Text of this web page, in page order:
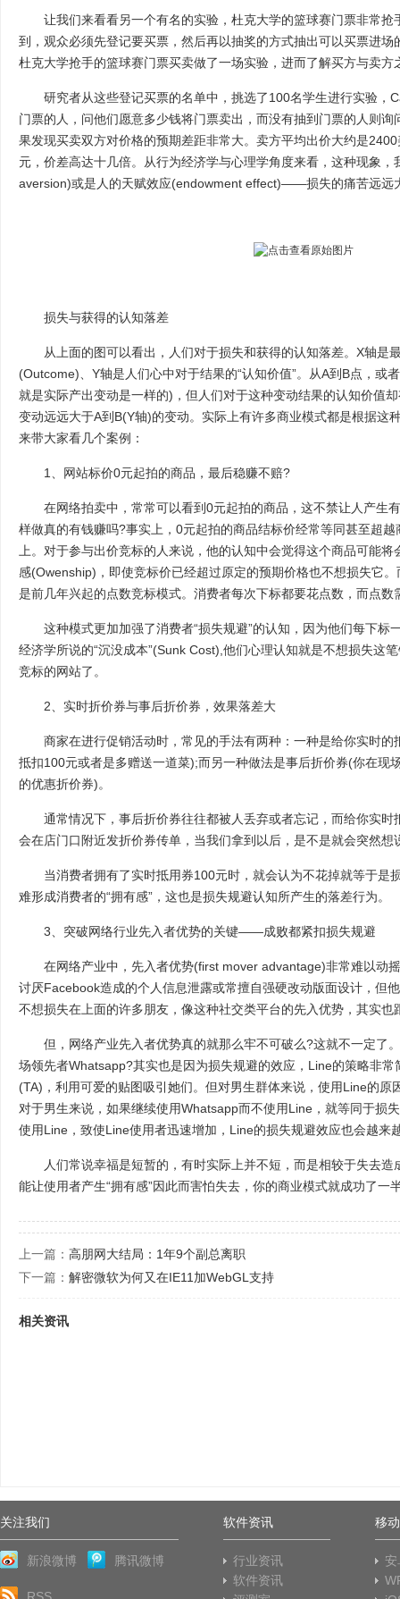
让我们来看看另一个有名的实验，杜克大学的篮球赛门票非常抢
到，观众必须先登记要买票，然后再以抽奖的方式抽出可以买票进
杜克大学抢手的篮球赛门票买卖做了一场实验，进而了解买方与卖方
研究者从这些登记买票的名单中，挑选了100名学生进行实验，
门票的人，问他们愿意多少钱将门票卖出，而没有抽到门票的人则
果发现买卖双方对价格的预期差距非常大。卖方平均出价大约是
元，价差高达十几倍。从行为经济学与心理学角度来看，这种现象，
aversion)或是人的天赋效应(endowment effect)——损失的痛苦远远
损失与获得的认知落差
从上面的图可以看出，人们对于损失和获得的认知落差。X轴是
(Outcome)、Y轴是人们心中对于结果的“认知价值”。从A到B点，或
就是实际产出变动是一样的)，但人们对于这种变动结果的认知价值
变动远远大于A到B(Y轴)的变动。实际上有许多商业模式都是根据这
来带大家看几个案例：
1、网站标价0元起拍的商品，最后稳赚不赔?
在网络拍卖中，常常可以看到0元起拍的商品，这不禁让人产生
样做真的有钱赚吗?事实上，0元起拍的商品结标价经常等同甚至超
上。对于参与出价竞标的人来说，他的认知中会觉得这个商品可能
感(Owenship)，即使竞标价已经超过原定的预期价格也不想损失它
是前几年兴起的点数竞标模式。消费者每次下标都要花点数，而点数
这种模式更加加强了消费者“损失规避”的认知，因为他们每下标
经济学所说的“沉没成本”(Sunk Cost),他们心理认知就是不想损失这
竞标的网站了。
2、实时折价券与事后折价券，效果落差大
商家在进行促销活动时，常见的手法有两种：一种是给你实时的
抵扣100元或者是多赠送一道菜);而另一种做法是事后折价券(你在现
的优惠折价券)。
通常情况下，事后折价券往往都被人丢弃或者忘记，而给你实时
会在店门口附近发折价券传单，当我们拿到以后，是不是就会突然
当消费者拥有了实时抵用券100元时，就会认为不花掉就等于是
难形成消费者的“拥有感”，这也是损失规避认知所产生的落差行为。
3、突破网络行业先入者优势的关键——成败都紧扣损失规避
在网络产业中，先入者优势(first mover advantage)非常难以动
讨厌Facebook造成的个人信息泄露或常擅自强硬改动版面设计，但
不想损失在上面的许多朋友，像这种社交类平台的先入优势，其实也
但，网络产业先入者优势真的就那么牢不可破么?这就不一定了
场领先者Whatsapp?其实也是因为损失规避的效应，Line的策略非
(TA)，利用可爱的贴图吸引她们。但对男生群体来说，使用Line的原
对于男生来说，如果继续使用Whatsapp而不使用Line，就等同于损
使用Line，致使Line使用者迅速增加，Line的损失规避效应也会越来
人们常说幸福是短暂的，有时实际上并不短，而是相较于失去造
能让使用者产生“拥有感”因此而害怕失去，你的商业模式就成功了一
上一篇： 高朋网大结局：1年9个副总离职
下一篇： 解密微软为何又在IE11加WebGL支持
相关资讯
关注我们
新浪微博 腾讯微博
软件资讯
行业资讯
软件资讯
移
安